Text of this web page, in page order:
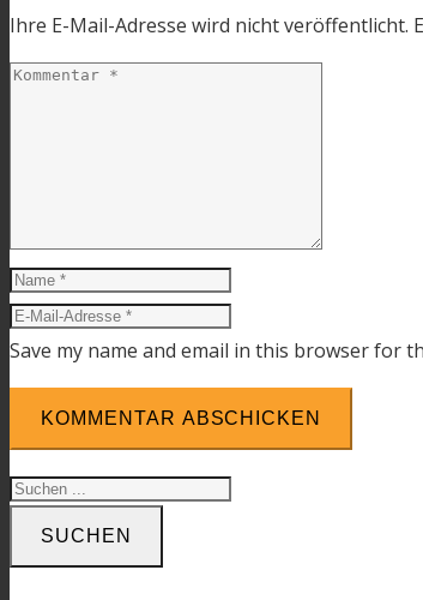
Ihre E-Mail-Adresse wird nicht veröffentlicht.
Save my name and email in this browser for
KOMMENTAR ABSCHICKEN
SUCHEN